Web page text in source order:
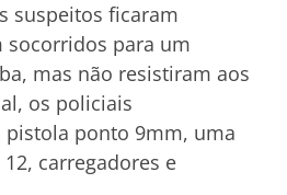
suspeitos ficaram
socorridos para um
mas não resistiram aos
os policiais
ponto 9mm, uma
carregadores e